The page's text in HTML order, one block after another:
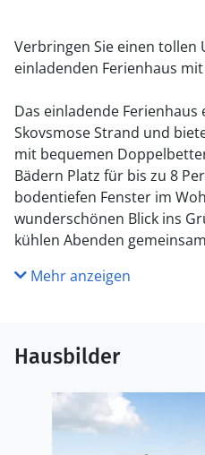
Verbringen Sie einen tollen
einladenden Ferienhaus
Das einladende
Skovsmose Strand und
mit bequemen
Bädern Platz für bis zu 8
bodentiefen Fenster im
wunderschönen Blick ins
kühlen Abenden
Spezialitäten vom Grill
Ein schöner Spaziergang
zum Strand. Genießen Sie
und in der Nebensaison
Mehr anzeigen
Hausbilder